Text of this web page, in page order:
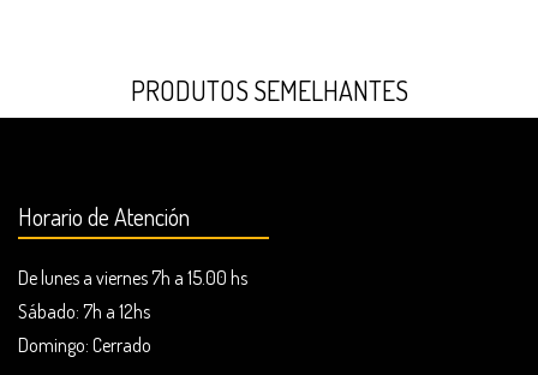
PRODUTOS SEMELHANTES
Horario de Atención
De lunes a viernes 7h a 15.00 hs
Sábado: 7h a 12hs
Domingo: Cerrado